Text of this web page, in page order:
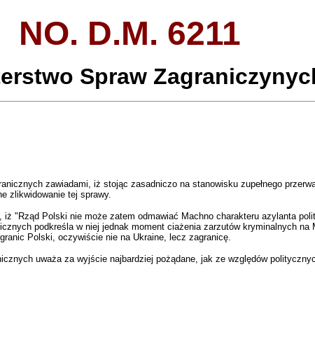
NO. D.M. 6211
Spraw
zawiadami, iż stojąc zasadniczo na stanowisku zupełnego
zlikwidowanie tej sprawy.
"Rząd Polski nie może zatem odmawiać Machno charakteru azylanta
podkreśla w niej jednak moment ciażenia zarzutów kryminalnych
Polski, oczywiście nie na Ukraine, lecz zagranicę.
uważa za wyjście najbardziej pożądane, jak ze względów